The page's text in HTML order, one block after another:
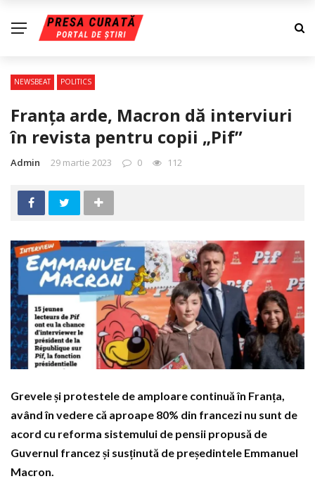
NEWSBEAT POLITICS
Franța arde, Macron dă interviuri
în revista pentru copii „Pif”
Admin 29 martie 2023 0 112
Grevele și protestele de amploare continuă în Franța,
având în vedere că aproape 80% din francezi nu sunt de
acord cu reforma sistemului de pensii propusă de
Guvernul francez și susținută de președintele Emmanuel
Macron.